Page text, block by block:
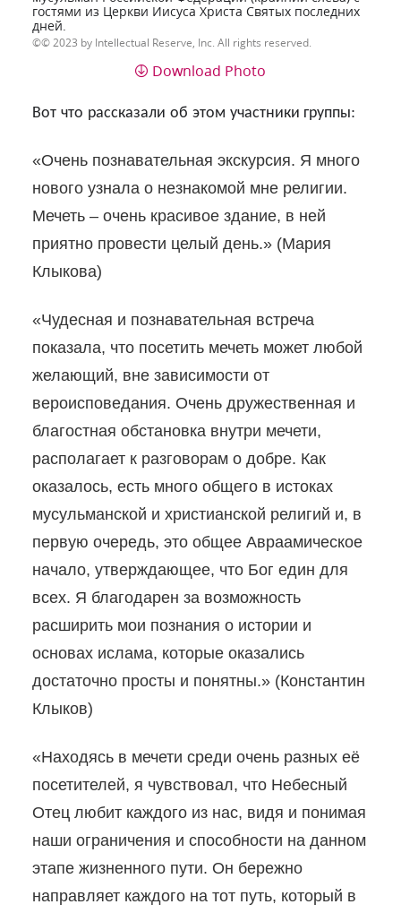
гостями из Церкви Иисуса Христа Святых последних
дней.
© 2023 by Intellectual Reserve, Inc. All rights reserved.
Download Photo
Вот что рассказали об этом участники группы:
«Очень познавательная экскурсия. Я много
нового узнала о незнакомой мне религии.
Мечеть – очень красивое здание, в ней
приятно провести целый день.»(Мария
Клыкова)
«Чудесная и познавательная встреча
показала, что посетить мечеть может любой
желающий, вне зависимости от
вероисповедания. Очень дружественная и
благостная обстановка внутри мечети,
располагает к разговорам о добре. Как
оказалось, есть много общего в истоках
мусульманской и христианской религий и, в
первую очередь, это общее Авраамическое
начало, утверждающее, что Бог един для
всех. Я благодарен за возможность
расширить мои познания о истории и
основах ислама, которые оказались
достаточно просты и понятны.»(Константин
Клыков)
«Находясь в мечети среди очень разных её
посетителей, я чувствовал, что Небесный
Отец любит каждого из нас, видя и понимая
наши ограничения и способности на данном
этапе жизненного пути. Он бережно
направляет каждого на тот путь, который в